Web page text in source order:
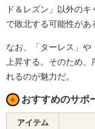
ド＆レズン」以外の
で敗北する可能性があ
なお、「ターレス」や
上昇する。そのため
れるのが魅力だ。
おすすめのサポ
アイテム